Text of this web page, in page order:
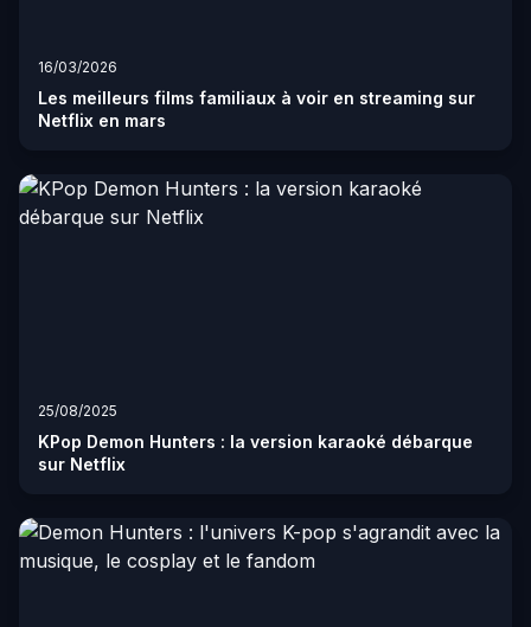
16/03/2026
Les meilleurs films familiaux à voir en streaming sur
Netflix en mars
25/08/2025
KPop Demon Hunters : la version karaoké débarque
sur Netflix